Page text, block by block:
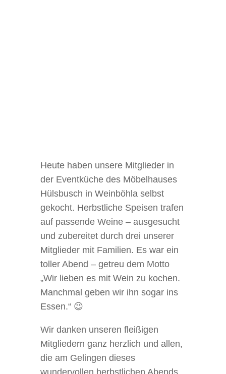
Heute haben unsere Mitglieder in
der Eventküche des Möbelhauses
Hülsbusch in Weinböhla selbst
gekocht. Herbstliche Speisen trafen
auf passende Weine – ausgesucht
und zubereitet durch drei unserer
Mitglieder mit Familien. Es war ein
toller Abend – getreu dem Motto
„Wir lieben es mit Wein zu kochen.
Manchmal geben wir ihn sogar ins
Essen.“ 😉
Wir danken unseren fleißigen
Mitgliedern ganz herzlich und allen,
die am Gelingen dieses
wundervollen herbstlichen Abends